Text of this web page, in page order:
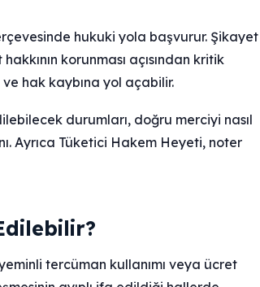
hukuki yola başvurur. Şikayet
korunması açısından kritik
ve hak kaybına yol açabilir.
durumları, doğru merciyi nasıl
Ayrıca Tüketici Hakem Heyeti, noter
tercüman kullanımı veya ücret